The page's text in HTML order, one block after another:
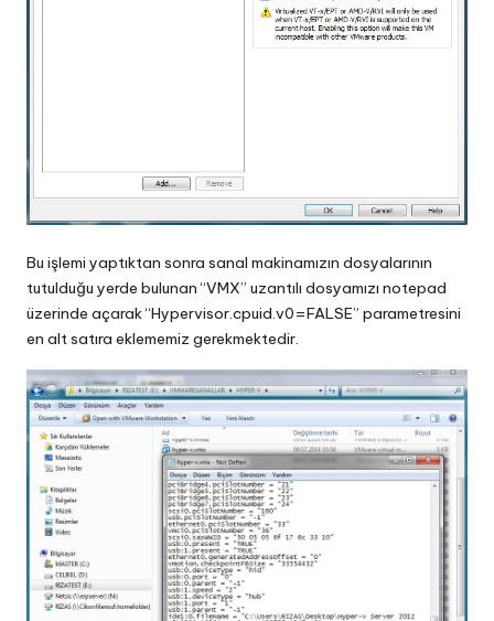
Bu işlemi yaptıktan sonra sanal makinamızın dosyalarının
tutulduğu yerde bulunan “VMX” uzantılı dosyamızı notepad
üzerinde açarak “Hypervisor.cpuid.v0=FALSE” parametresini
en alt satıra eklememiz gerekmektedir.